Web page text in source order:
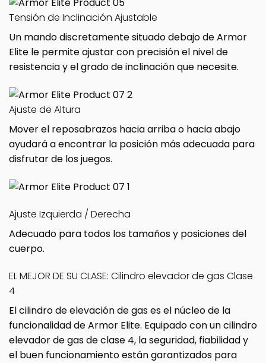
Tensión de Inclinación Ajustable
Un mando discretamente situado debajo de Armor
Elite le permite ajustar con precisión el nivel de
resistencia y el grado de inclinación que necesite.
Ajuste de Altura
Mover el reposabrazos hacia arriba o hacia abajo
ayudará a encontrar la posición más adecuada para
disfrutar de los juegos.
Ajuste Izquierda / Derecha
Adecuado para todos los tamaños y posiciones del
cuerpo.
EL MEJOR DE SU CLASE: Cilindro elevador de gas Clase
4
El cilindro de elevación de gas es el núcleo de la
funcionalidad de Armor Elite. Equipado con un cilindro
elevador de gas de clase 4, la seguridad, fiabilidad y
el buen funcionamiento están garantizados para